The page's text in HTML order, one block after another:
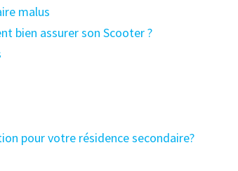
malus
bien assurer son Scooter ?
pour votre résidence secondaire?